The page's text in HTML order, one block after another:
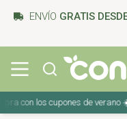
ENVÍO GRATIS
con los cupones de verano ☀️